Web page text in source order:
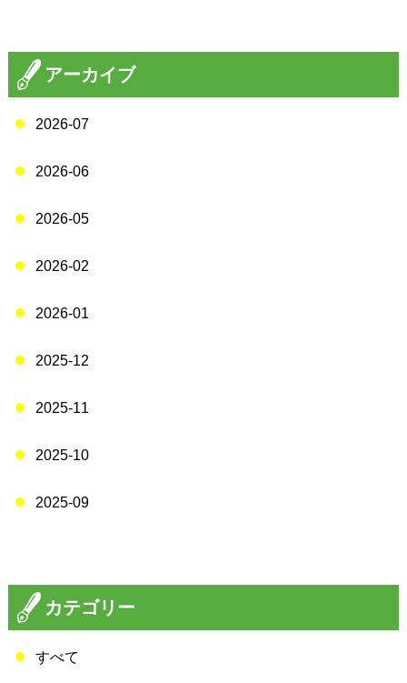
アーカイブ
2026-07
2026-06
2026-05
2026-02
2026-01
2025-12
2025-11
2025-10
2025-09
カテゴリー
すべて